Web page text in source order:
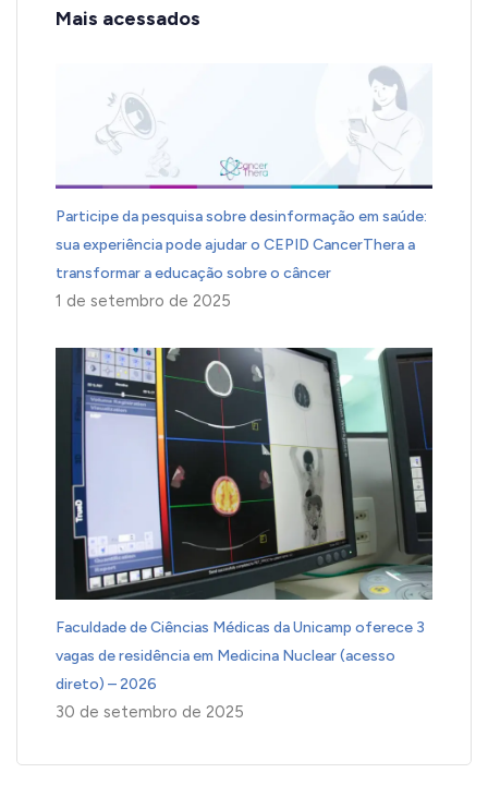
Mais acessados
Participe da pesquisa sobre desinformação em saúde:
sua experiência pode ajudar o CEPID CancerThera a
transformar a educação sobre o câncer
1 de setembro de 2025
Faculdade de Ciências Médicas da Unicamp oferece 3
vagas de residência em Medicina Nuclear (acesso
direto) – 2026
30 de setembro de 2025